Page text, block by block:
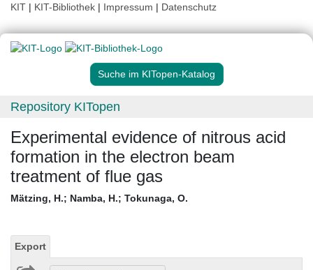
KIT | KIT-Bibliothek | Impressum | Datenschutz
Suche im KITopen-Katalog
Repository KITopen
Experimental evidence of nitrous acid
formation in the electron beam
treatment of flue gas
Mätzing, H.; Namba, H.; Tokunaga, O.
Export